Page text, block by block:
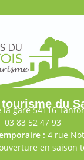
du
la gare 54116
03 83 52 47 93
: 4 rue
en saison